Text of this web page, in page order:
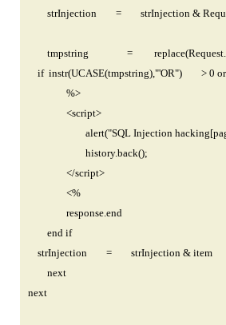
strInjection = strInjection &
tmpstring =
if instr(UCASE(tmpstring),"'OR") > 0
%>
<script>
alert("SQL Injection
history.back();
</script>
<%
response.end
end if
strInjection = strInjection & item
next
next